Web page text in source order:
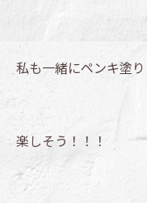
私も一緒にペンキ塗
楽しそう！！！